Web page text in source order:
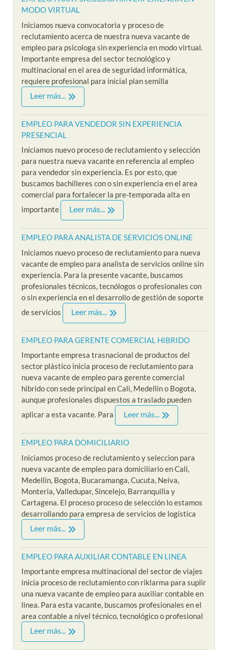
MODO VIRTUAL
Iniciamos nueva convocatoria y proceso de
reclutamiento acerca de nuestra nueva vacante de
empleo para psicologa sin experiencia en modo virtual.
Importante empresa del sector tecnológico y
multinacional en el area de seguridad informática,
requiere profesional para inicial plan semilla
Leer más...
EMPLEO PARA VENDEDOR SIN EXPERIENCIA
PRESENCIAL
Iniciamos nuevo proceso de reclutamiento y selección
para nuestra nueva vacante en referencia al empleo
para vendedor sin experiencia. Es por esto, que
buscamos bachilleres con o sin experiencia en el area
comercial para fortalecer la pre-temporada alta en
importante
Leer más...
EMPLEO PARA ANALISTA DE SERVICIOS ONLINE
Iniciamos nuevo proceso de reclutamiento para nueva
vacante de empleo para analista de servicios online sin
experiencia. Para la presente vacante, buscamos
profesionales técnicos, tecnólogos o profesionales con
o sin experiencia en el desarrollo de gestión de soporte
de servicios
Leer más...
EMPLEO PARA GERENTE COMERCIAL HIBRIDO
Importante empresa trasnacional de productos del
sector plástico inicia proceso de reclutamiento para
nueva vacante de empleo para gerente comercial
hibrido con sede principal en Cali, Medellin o Bogota,
aunque profesionales dispuestos a traslado pueden
aplicar a esta vacante. Para
Leer más...
EMPLEO PARA DOMICILIARIO
Iniciamos proceso de reclutamiento y seleccion para
nueva vacante de empleo para domiciliario en Cali,
Medellin, Bogota, Bucaramanga, Cucuta, Neiva,
Monteria, Valledupar, Sincelejo, Barranquilla y
Cartagena. El proceso proceso de selección lo estamos
desarrollando para empresa de servicios de logística
Leer más...
EMPLEO PARA AUXILIAR CONTABLE EN LINEA
Importante empresa multinacional del sector de viajes
inicia proceso de reclutamiento con riklarma para suplir
una nueva vacante de empleo para auxiliar contable en
linea. Para esta vacante, buscamos profesionales en el
area contable a nivel técnico, tecnológico o profesional
Leer más...